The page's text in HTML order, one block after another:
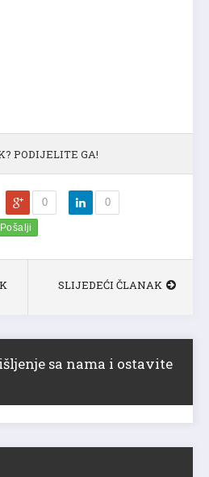
PODIJELITE GA!
0 0
SLIJEDEĆI ČLANAK
sa nama i ostavite